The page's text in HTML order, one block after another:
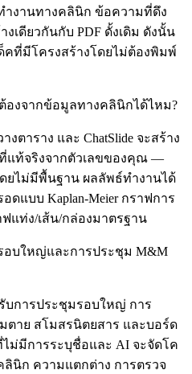
งานทางคลินิก ข้อความที่ดึง
เดียวกันกับ PDF ดั้งเดิม ดังนั้น
คที่มีโครงสร้างโดยไม่ต้องพิมพ์
งจากข้อมูลทางคลินิกได้ไหม?
งตาราง และ ChatSlide จะสร้าง
ที่แท้จริงจากตัวเลขของคุณ —
ยไม่มีพื้นฐาน ผลลัพธ์ทำงานได้
ดแบบ Kaplan-Meier กราฟการ
แท่ง/เส้น/กล่องมาตรฐาน
บใหญ่และการประชุม M&M
บการประชุมรอบใหญ่ การ
ตาย สโมสรนิตยสาร และบอร์ด
ม่มีการระบุชื่อและ AI จะจัดโค
ลินิก ความแตกต่าง การตรวจ